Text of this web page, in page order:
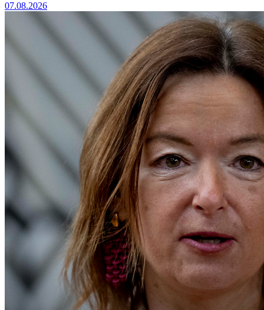
07.08.2026